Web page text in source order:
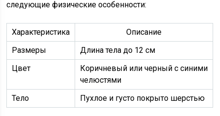
следующие физические особенности:
Характеристика
Описание
Размеры
Длина тела до 12 см
Цвет
Коричневый или черный с синими
челюстями
Тело
Пухлое и густо покрыто шерстью